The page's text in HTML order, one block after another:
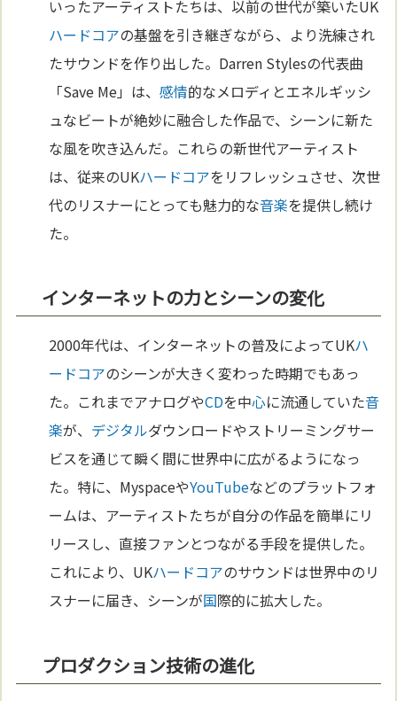
いったアーティストたちは、以前の世代が築いたUK
ハードコアの基盤を引き継ぎながら、より洗練され
たサウンドを作り出した。Darren Stylesの代表曲
「Save Me」は、感情的なメロディとエネルギッシ
ュなビートが絶妙に融合した作品で、シーンに新た
な風を吹き込んだ。これらの新世代アーティスト
は、従来のUKハードコアをリフレッシュさせ、次世
代のリスナーにとっても魅力的な音楽を提供し続け
た。
インターネットの力とシーンの変化
2000年代は、インターネットの普及によってUKハ
ードコアのシーンが大きく変わった時期でもあっ
た。これまでアナログやCDを中心に流通していた音
楽が、 デジタルダウンロードやストリーミングサー
ビスを通じて瞬く間に世界中に広がるようになっ
た。特に、MyspaceやYouTubeなどのプラットフォ
ームは、アーティストたちが自分の作品を簡単にリ
リースし、直接ファンとつながる手段を提供した。
これにより、UKハードコアのサウンドは世界中のリ
スナーに届き、シーンが国際的に拡大した。
プロダクション技術の進化